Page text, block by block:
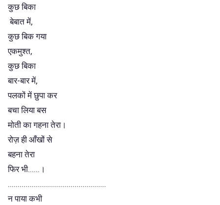
कुछ बिका
बेबात में,
कुछ बिक गया
एकमुश्त,
कुछ बिका
बार-बार में,
पलकों में छुपा कर
बचा लिया बस
मोती का गहना तेरा।
रोज़ ही आँखों से
बहना तेरा
फिर भी......।
..................................................
न पाया कभी